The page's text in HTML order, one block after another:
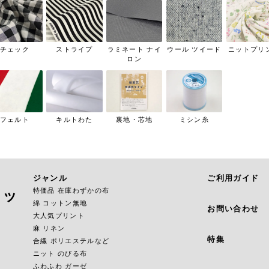
チェック ストライプ
ラミネート ナイ
ロン
ウール ツイード ニットプリ
フェルト キルトわた 裏地・芯地 ミシン糸
ジャンル
特価品 在庫わずかの布
綿 コットン無地
大人気プリント
麻 リネン
合繊 ポリエステルなど
ニット のびる布
ふわふわ ガーゼ
ご利用ガイド
お問い合わせ
特集